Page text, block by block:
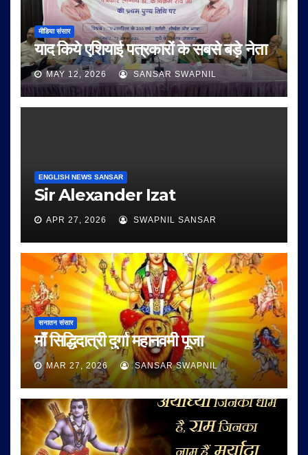
मीडिया संसार
याद किये एशियाई पत्रकारों के सबसे बड़े नेता
MAY 12, 2026 SANSAR SWAPNIL
ENGLISH NEWS SANSAR
Sir Alexander Izat
APR 27, 2026 SWAPNIL SANSAR
सनातन संसार
माँ सिद्धिदात्री दुर्गा महानवमी पूजा
MAR 27, 2026 SANSAR SWAPNIL